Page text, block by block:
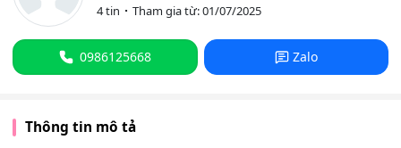
4 tin
Tham gia từ: 01/07/2025
0986125668 Zalo
Thông tin mô tả